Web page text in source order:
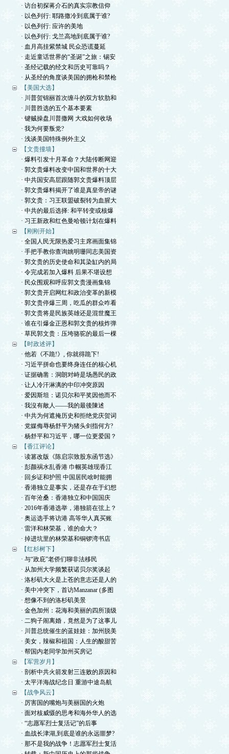
· 访台初探蒋介石的真实宗教信仰
· 以色列行: 耶路撒冷到底属于谁?
· 以色列行: 应许的美地
· 以色列行: 戈兰高地到底属于谁?
· 血月高挂紫禁城 民众恐谎蔓延
· 走近童话世界的“圣诞”之旅：锡安
· 圣经记载的经文和历史可靠吗？
· 从圣经的角度谈美国的拥枪和禁枪
【美国大选】
· 川普贺锦丽首次缠斗的双方软肋和
· 川普胜选的五个基本要素
· 键贼操盘川普撒网 大戏如何收场
· 我为何要叛党?
· 浅谈美国特殊例外主义
【文贵撞墙】
· 爆料引发十月革命？大陆传断网迎
· 郭文贵爆料改变中国和世界的十大
· 中共国安高层跟随郭文贵爆料顶层
· 郭文贵爆料揭开了谁是真皇帝的谜
· 郭文贵：习王联盟破裂转为血腥大
· 中共的最后选择: 和平转变或核爆
· 习王新政和红色曼哈顿计划在爆料
【刚刚开始】
· 全国人民无限热爱习主席画面集锦
· 手把手教你查询姚明珊同志美国资
· 郭文贵的历史使命和其染缸内的局
· 令完成若加入爆料 后果不堪设想
· 民众围观和呼应郭文贵漫画集锦
· 郭文贵开启网红和政治变革的新模
· 郭文贵停爆三周，吃瓜的群众咋看
· 郭文贵将是民族英雄还是混世魔王
· 谁在引爆金正恩和郭文贵的核炸弹
· 草民郭文贵：压垮骆驼的最后一棵
【时政述评】
· 他若《不跪!》, 你就得跪下!
· 习近平拼命也要终身连任的核心机
· 证据确凿：洞朗对峙是场愚民的政
· 让人冷汗淋漓的中印冲突原因
· 爱因斯坦：诺贝尔和平奖因他而不
· 我沒有敵人——我的最後陳述
· 中共为何遮掩历史和拒绝党庆贺词
· 党媒侮辱杨舒平为猪头剑指何方?
· 杨舒平和习近平，哪一位更爱国？
【香江评论】
· 读篡改版《陈启宗致股东函节选》
· 彭颜祸水乱香港 巾帼英雄现香江
· 回乡证和护照 中国居民啥时能拥
· 香港独立是事实，还是存在于幻想
· 百年沧桑：香港独立和中国国庆
· 2016年香港选举，港独箭在弦上？
· 奥运选手将访港 高等华人真买账
· 雷洋和林荣基，谁的命大？
· 掉进坑里的林荣基和铜锣湾书店
【红杉树下】
· 与“政庇”老侨们聊非法移民
· 从加州大学频繁获诺贝尔奖谈起
· 洛杉矶大火是上苍的意志还是人的
· 美中冲突下，首访Manzanar (多图
· 想像不到的洛杉矶美景
· 金色加州：花海和美丽的四所顶级
· 二狗子闹离婚，竟然是为了这事儿
· 川普总统催生的蓝娃娃：加州脱美
· 美女，辣椒和祖国：人生的酸甜苦
· 帮国内老同学加州买房记
【军营岁月】
· 剖析中共火箭发射三连败的原因和
· 太平洋海战纪念日 重游中途岛航
【战争风云】
· 厉害国的嘴炮与美丽国的火炮
· 面对核威慑的思考和海外华人的选
· “志愿军烈士复活记”的后事
· 血战长津湖,到底是谁的永远噩梦?
· 那不是我的战争！志愿军烈士复活